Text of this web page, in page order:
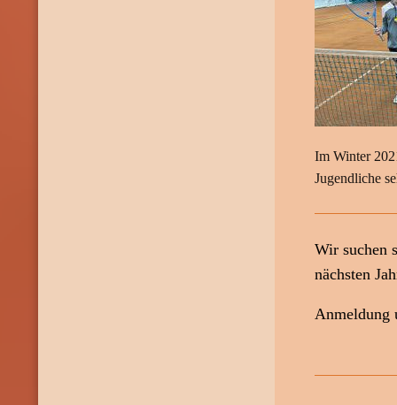
Im Winter
Jugendliche
Wir suchen
nächsten
Anmeldung